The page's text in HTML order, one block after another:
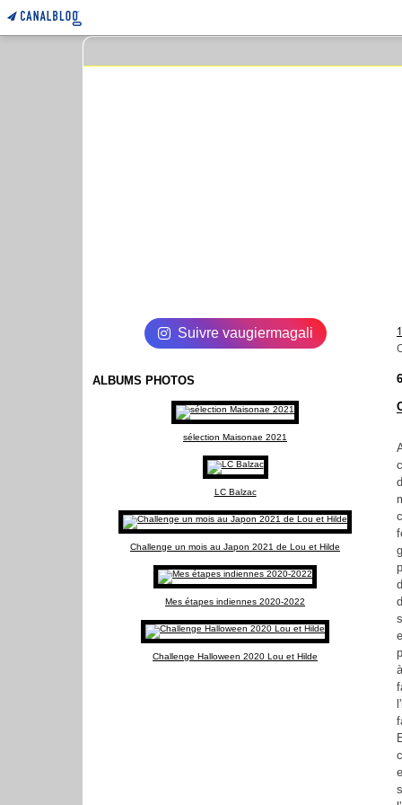
Suivre vaugiermagali
ALBUMS PHOTOS
sélection Maisonae 2021
LC Balzac
Challenge un mois au Japon 2021 de Lou et Hilde
Mes étapes indiennes 2020-2022
Challenge Halloween 2020 Lou et Hilde